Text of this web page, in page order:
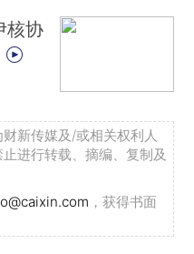
核协
新传媒及/或相关权利人
进行转载、摘编、复制及
，获得书面